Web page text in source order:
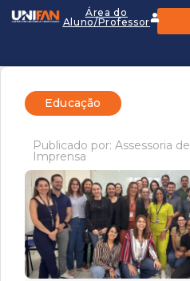
Área do
Aluno/Professor
Educação
Publicado por: Assessoria de
Imprensa